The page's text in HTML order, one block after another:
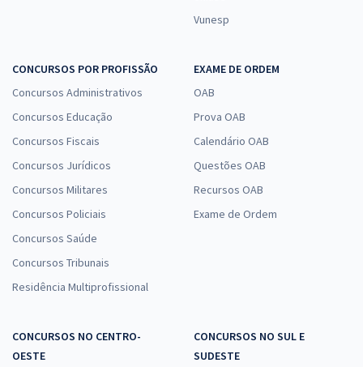
Vunesp
CONCURSOS POR PROFISSÃO
Concursos Administrativos
Concursos Educação
Concursos Fiscais
Concursos Jurídicos
Concursos Militares
Concursos Policiais
Concursos Saúde
Concursos Tribunais
Residência Multiprofissional
EXAME DE ORDEM
OAB
Prova OAB
Calendário OAB
Questões OAB
Recursos OAB
Exame de Ordem
CONCURSOS NO CENTRO-
OESTE
CONCURSOS NO SUL E
SUDESTE